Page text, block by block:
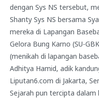
dengan Sys NS tersebut,
Shanty Sys NS bersama
mereka di Lapangan
Gelora Bung Karno (SU-
(menikah di lapangan
Adhitya Hamid, adik
Liputan6.com di Jakarta,
Sejarah pun tercipta